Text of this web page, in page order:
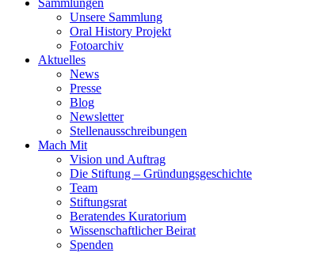
Sammlungen
Unsere Sammlung
Oral History Projekt
Fotoarchiv
Aktuelles
News
Presse
Blog
Newsletter
Stellenausschreibungen
Mach Mit
Vision und Auftrag
Die Stiftung – Gründungsgeschichte
Team
Stiftungsrat
Beratendes Kuratorium
Wissenschaftlicher Beirat
Spenden